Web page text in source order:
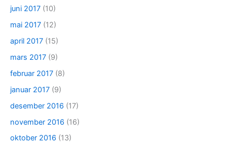
juni 2017 (10)
mai 2017 (12)
april 2017 (15)
mars 2017 (9)
februar 2017 (8)
januar 2017 (9)
desember 2016 (17)
november 2016 (16)
oktober 2016 (13)